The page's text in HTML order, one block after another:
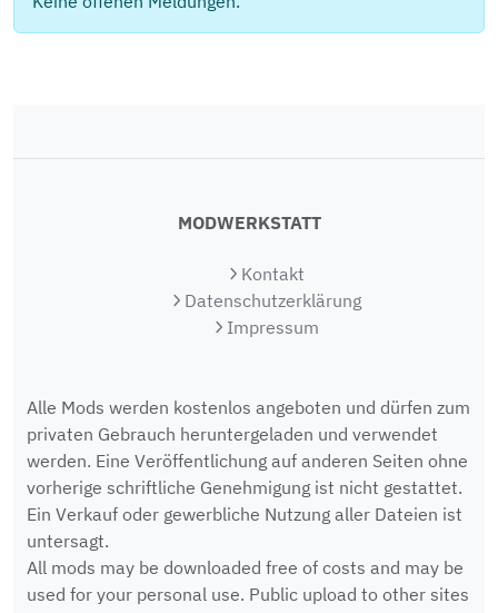
MODWERKSTATT
Kontakt
Datenschutzerklärung
Impressum
Alle Mods werden kostenlos angeboten und dürfen zum
privaten Gebrauch heruntergeladen und verwendet
werden. Eine Veröffentlichung auf anderen Seiten ohne
vorherige schriftliche Genehmigung ist nicht gestattet.
Ein Verkauf oder gewerbliche Nutzung aller Dateien ist
untersagt.
All mods may be downloaded free of costs and may be
used for your personal use. Public upload to other sites